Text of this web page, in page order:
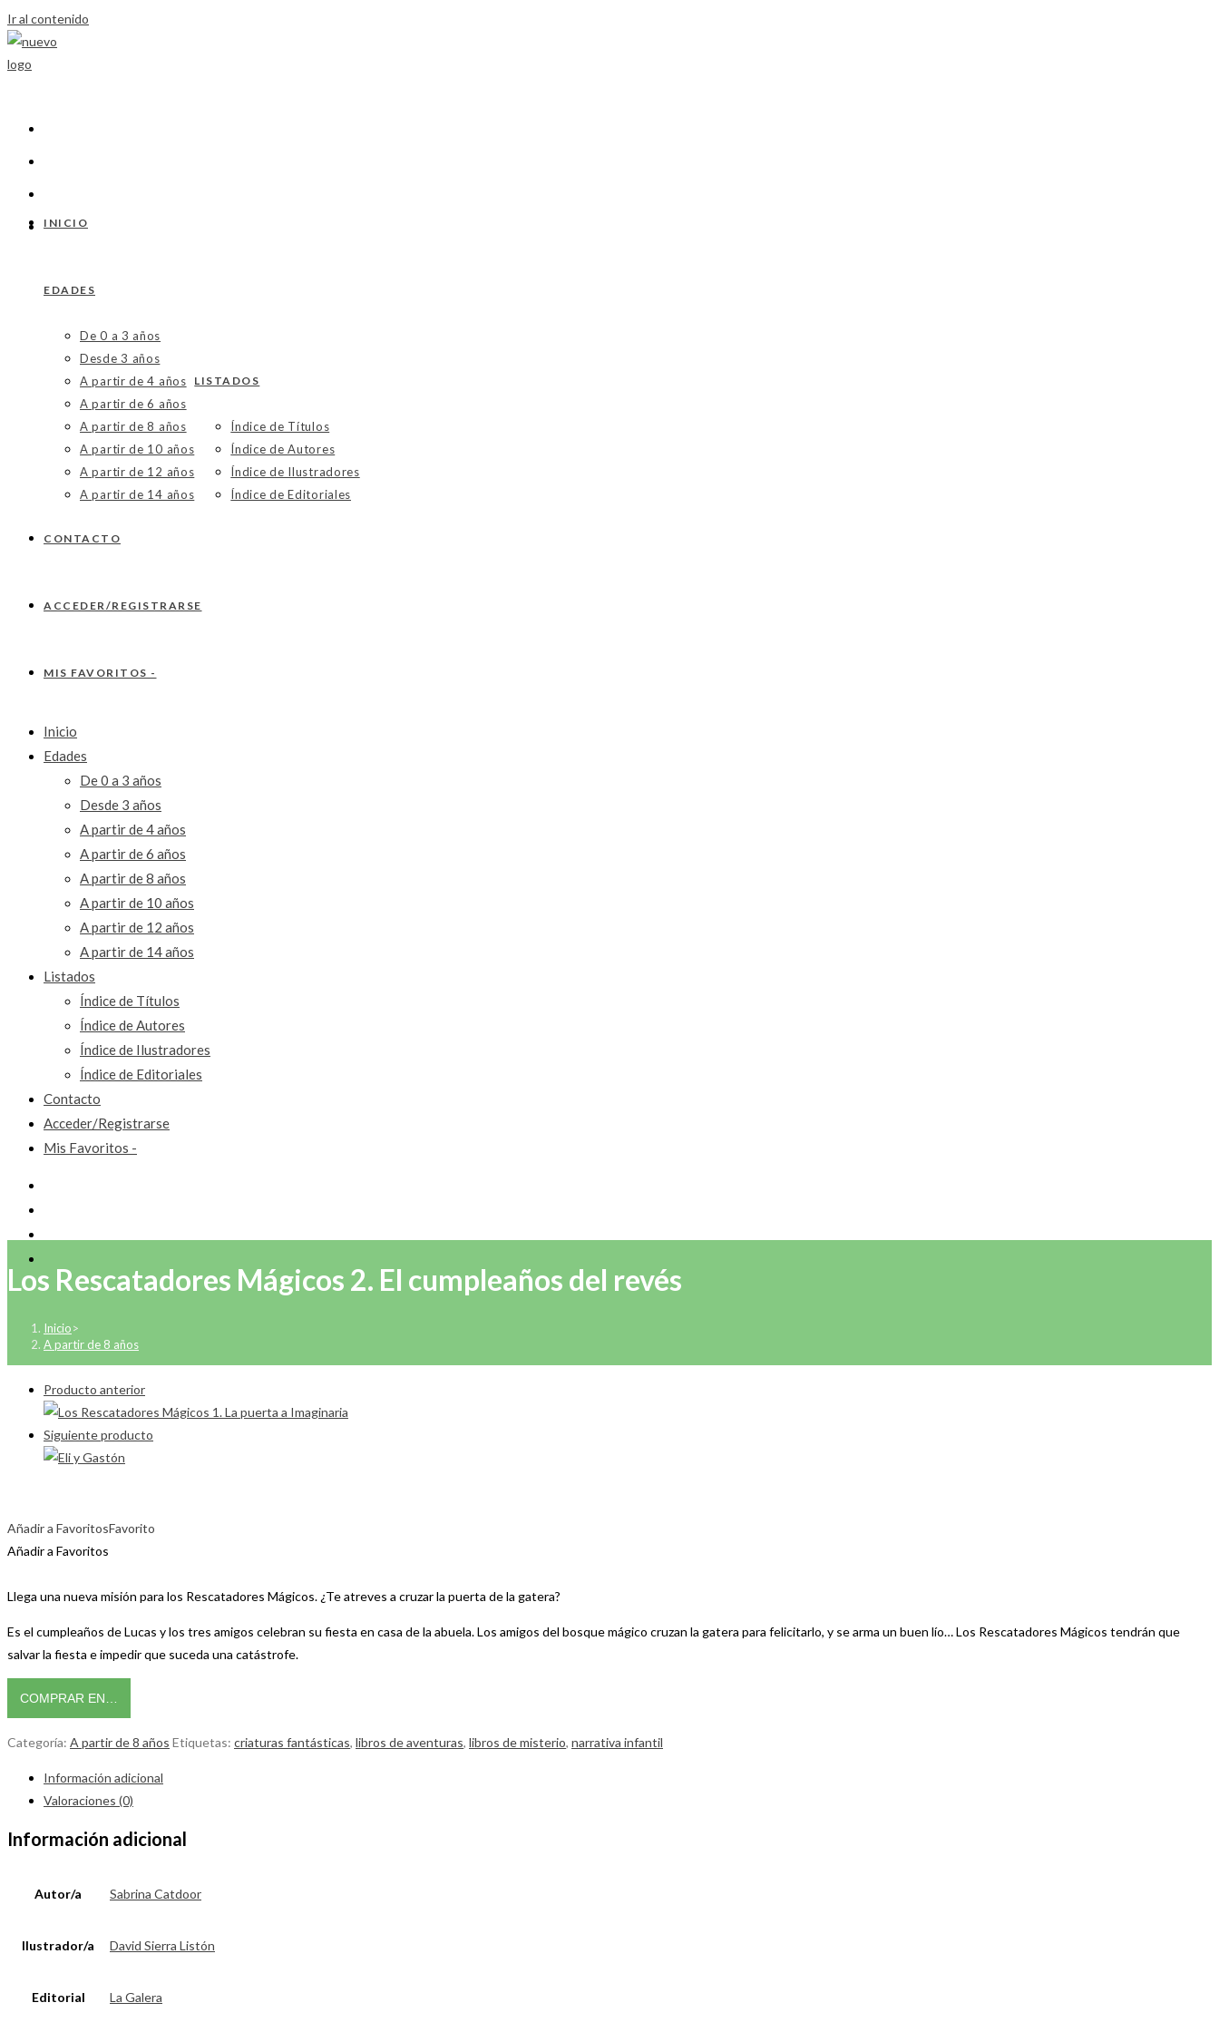
Ir al contenido
INICIO
EDADES
De 0 a 3 años
Desde 3 años
A partir de 4 años
A partir de 6 años
A partir de 8 años
A partir de 10 años
A partir de 12 años
A partir de 14 años
LISTADOS
Índice de Títulos
Índice de Autores
Índice de Ilustradores
Índice de Editoriales
CONTACTO
ACCEDER/REGISTRARSE
MIS FAVORITOS -
Inicio
Edades
De 0 a 3 años
Desde 3 años
A partir de 4 años
A partir de 6 años
A partir de 8 años
A partir de 10 años
A partir de 12 años
A partir de 14 años
Listados
Índice de Títulos
Índice de Autores
Índice de Ilustradores
Índice de Editoriales
Contacto
Acceder/Registrarse
Mis Favoritos -
Los Rescatadores Mágicos 2. El cumpleaños del revés
Inicio>
A partir de 8 años
Producto anterior
Siguiente producto
Añadir a FavoritosFavorito
Añadir a Favoritos
Llega una nueva misión para los Rescatadores Mágicos. ¿Te atreves a cruzar la puerta de la gatera?
Es el cumpleaños de Lucas y los tres amigos celebran su fiesta en casa de la abuela. Los amigos del bosque mágico cruzan la gatera para felicitarlo, y se arma un buen lío… Los Rescatadores Mágicos tendrán que
salvar la fiesta e impedir que suceda una catástrofe.
COMPRAR EN…
Categoría: A partir de 8 años Etiquetas: criaturas fantásticas, libros de aventuras, libros de misterio, narrativa infantil
Información adicional
Valoraciones (0)
Información adicional
Autor/a Sabrina Catdoor
Ilustrador/a David Sierra Listón
Editorial La Galera